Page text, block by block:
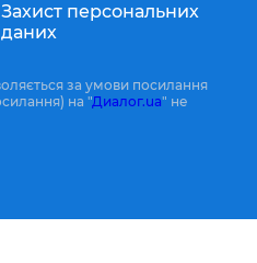
Захист персональних
даних
за умови посилання
на "Диалог.ua" не